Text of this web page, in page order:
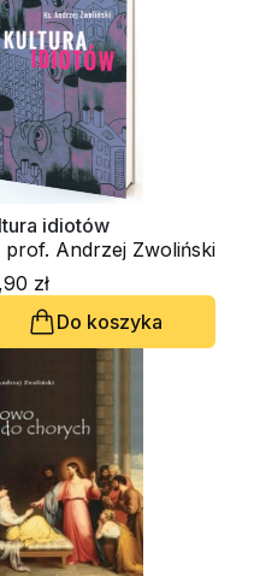
idiotów
prof. Andrzej Zwoliński
zł
Do koszyka